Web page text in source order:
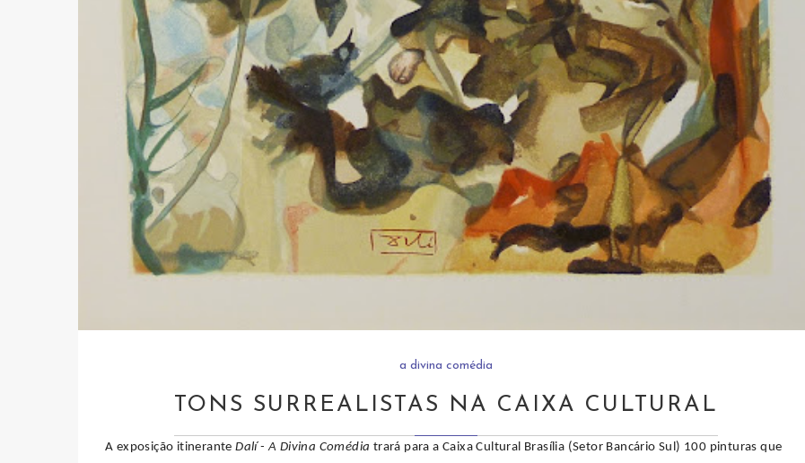
a divina comédia
TONS SURREALISTAS NA CAIXA CULTURAL
A exposição itineranteDalí - A Divina Comédia trará para a Caixa Cultural Brasília (Setor Bancário Sul) 100 pinturas que